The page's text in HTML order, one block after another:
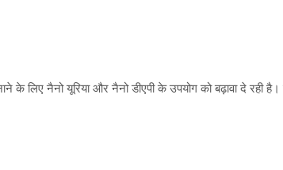
के लिए नैनो यूरिया और नैनो डीएपी के उपयोग को बढ़ावा दे रही